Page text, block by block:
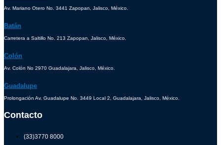
Av. Mariano Otero No. 3441 Zapopan, Jalisco, México.
Batán
Carretera a Saltillo No. 213 Zapopan, Jalisco, México.
Colón
Av. Colón No 2970 Guadalajara, Jalisco, México.
Guadalupe
Prolongación Av. Guadalupe No. 3449 Local 2, Guadalajara, Jalisco, México.
Contacto
(33)3770 8000